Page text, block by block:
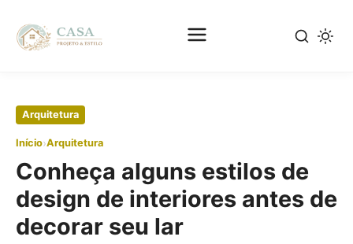
Pular
conteúdo
principal
Arquitetura
Início›Arquitetura
Conheça alguns estilos de
design de interiores antes de
decorar seu lar